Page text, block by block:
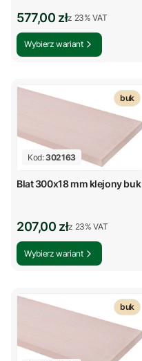
Cena brutto
577,00 złz %s VAT
z 23% VAT
Wybierz wariant
Kod:302163
buk
Blat 300x18 mm klejony buk
Cena brutto
207,00 złz %s VAT
z 23% VAT
Wybierz wariant
buk